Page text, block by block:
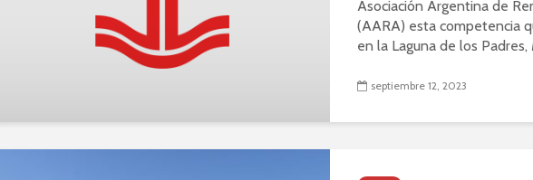
Asociación Argentina de
(AARA) esta competencia
en la Laguna de los Padres,
septiembre 12, 2023